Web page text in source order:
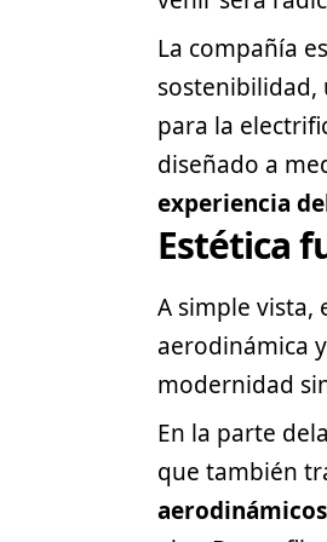
La compañía
sostenibilidad,
para la
diseñado a
experiencia
Estética
A simple vista,
aerodinámica
modernidad
En la parte
que también